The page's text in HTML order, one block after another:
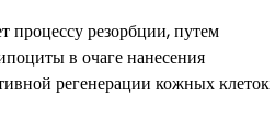
процессу резорбции, путем
в очаге нанесения
регенерации кожных клеток